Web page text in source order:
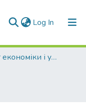
Log In (current)
Факультет економіки і управління